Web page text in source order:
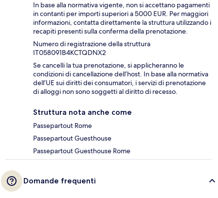
In base alla normativa vigente, non si accettano pagamenti
in contanti per importi superiori a 5000 EUR. Per maggiori
informazioni, contatta direttamente la struttura utilizzando i
recapiti presenti sulla conferma della prenotazione.
Numero di registrazione della struttura
IT058091B4KCTQDNX2
Se cancelli la tua prenotazione, si applicheranno le
condizioni di cancellazione dell’host. In base alla normativa
dell’UE sui diritti dei consumatori, i servizi di prenotazione
di alloggi non sono soggetti al diritto di recesso.
Struttura nota anche come
Passepartout Rome
Passepartout Guesthouse
Passepartout Guesthouse Rome
Domande frequenti